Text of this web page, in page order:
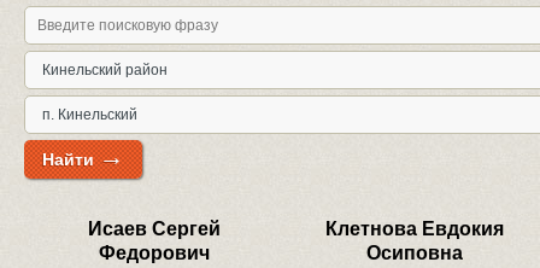
Найти→
Исаев Сергей
Федорович
Клетнова Евдокия
Осиповна